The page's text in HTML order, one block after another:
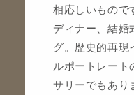
相応しいもので
ディナー、結婚
グ。歴史的再現
ルポートレート
サリーでもあり